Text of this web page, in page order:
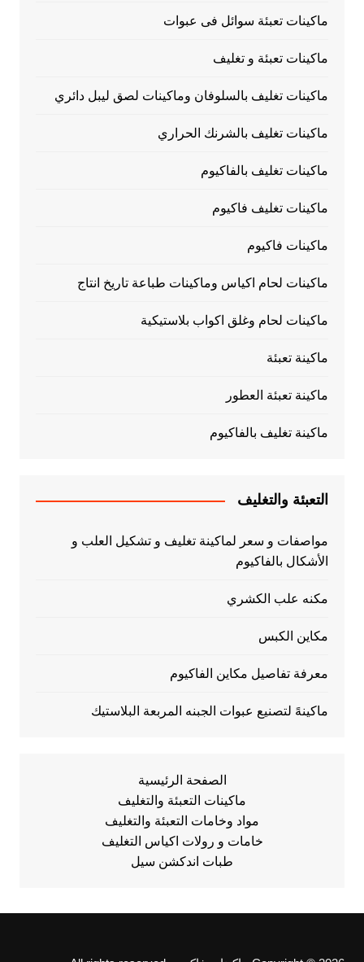
ماكينات تعبئة سوائل فى عبوات
ماكينات تعبئة و تغليف
ماكينات تغليف بالسلوفان وماكينات لصق ليبل دائري
ماكينات تغليف بالشرنك الحراري
ماكينات تغليف بالفاكيوم
ماكينات تغليف فاكيوم
ماكينات فاكيوم
ماكينات لحام اكياس وماكينات طباعة تاريخ انتاج
ماكينات لحام وغلق اكواب بلاستيكية
ماكينة تعبئة
ماكينة تعبئة العطور
ماكينة تغليف بالفاكيوم
التعبئة والتغليف
مواصفات و سعر لماكينة تغليف و تشكيل العلب و
الأشكال بالفاكيوم
مكنه علب الكشري
مكاين الكبس
معرفة تفاصيل مكاين الفاكيوم
ماكينهً لتصنيع عبوات الجبنه المربعة البلاستيك
الصفحة الرئيسية
ماكينات التعبئة والتغليف
مواد وخامات التعبئة والتغليف
خامات و رولات اكياس التغليف
طبات اندكشن سيل